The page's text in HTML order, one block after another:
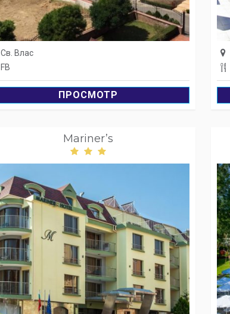
Св. Влас
FB
ПРОСМОТР
Mariner’s